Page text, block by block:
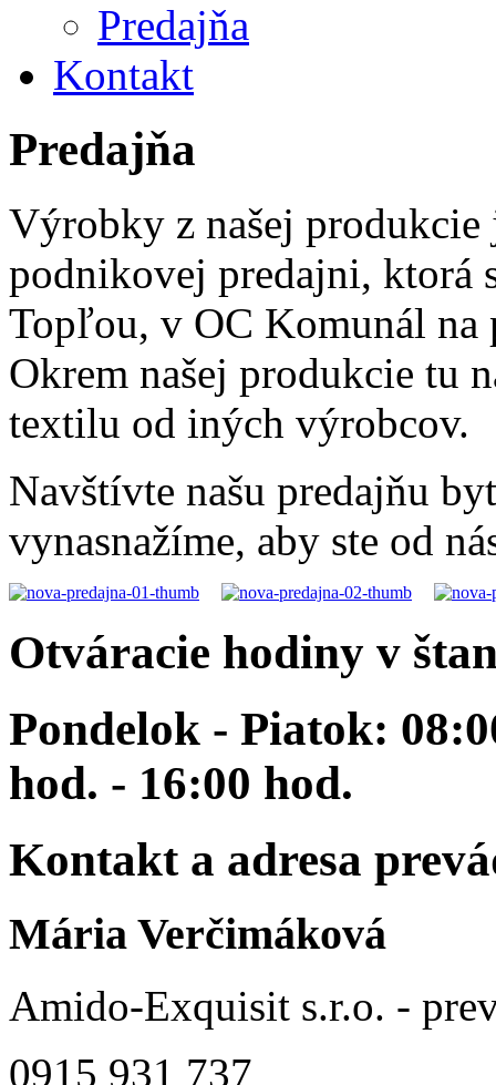
Predajňa
Kontakt
Predajňa
Výrobky z našej
podnikovej predajni, ktorá
Topľou, v OC Komunál na
Okrem našej produkcie tu
textilu od iných výrobcov.
Navštívte našu predajňu
vynasnažíme, aby ste od
Otváracie hodiny v
Pondelok - Piatok:
hod. - 16:00 hod.
Kontakt a adresa
Mária Verčimáková
Amido-Exquisit s.r.o. -
0915 931 737